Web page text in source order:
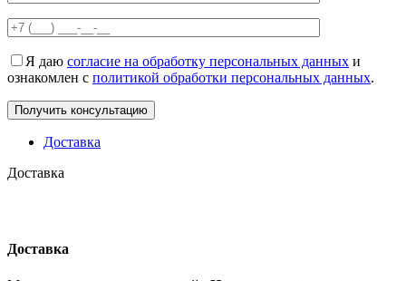
Я даю согласие на обработку персональных данных и
ознакомлен с политикой обработки персональных данных.
Доставка
Доставка
Доставка